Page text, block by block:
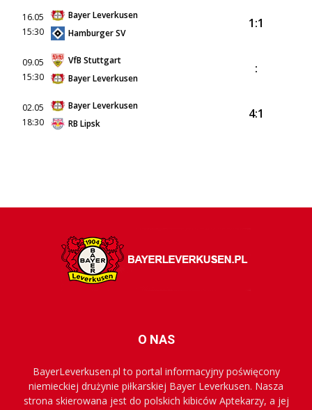
16.05
15:30
Bayer Leverkusen
Hamburger SV
1:1
09.05
15:30
VfB Stuttgart
Bayer Leverkusen
:
02.05
18:30
Bayer Leverkusen
RB Lipsk
4:1
O NAS
BayerLeverkusen.pl to portal informacyjny poświęcony
niemieckiej drużynie piłkarskiej Bayer Leverkusen. Nasza
strona skierowana jest do polskich kibiców Aptekarzy, a jej